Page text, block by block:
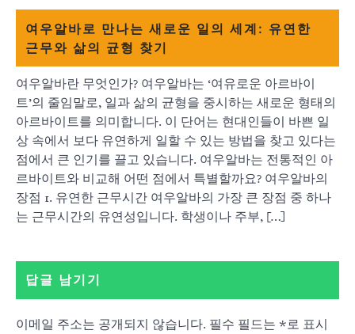
여우알바로 만나는 새로운 일의 세계: 유연한
근무와 삶의 균형 찾기
여우알바란 무엇인가? 여우알바는 ‘여유로운 아르바이
트’의 줄임말로, 일과 삶의 균형을 중시하는 새로운 형태의
아르바이트를 의미합니다. 이 단어는 현대인들이 바쁜 일
상 속에서 보다 유연하게 일할 수 있는 방법을 찾고 있다는
점에서 큰 인기를 끌고 있습니다. 여우알바는 전통적인 아
르바이트와 비교해 어떤 점에서 특별할까요? 여우알바의
장점 1. 유연한 근무시간 여우알바의 가장 큰 장점 중 하나
는 근무시간의 유연성입니다. 학생이나 주부, […]
답글 남기기
이메일 주소는 공개되지 않습니다. 필수 필드는 *로 표시